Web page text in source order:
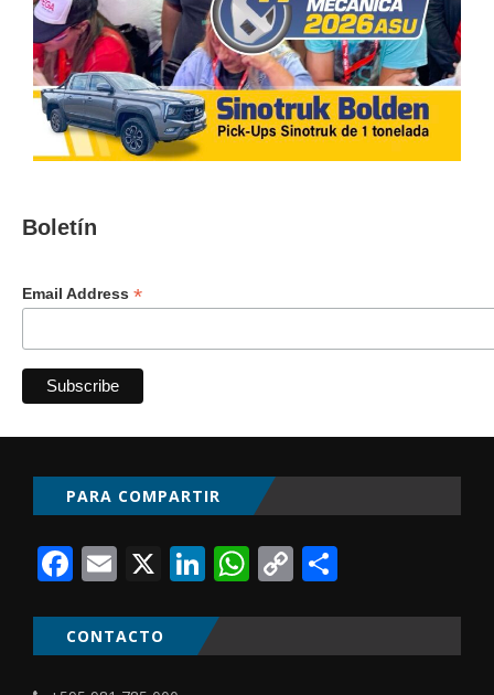
Boletín
Email Address *
PARA COMPARTIR
Facebook
Email
X LinkedIn
WhatsApp
Copy
CONTACTO